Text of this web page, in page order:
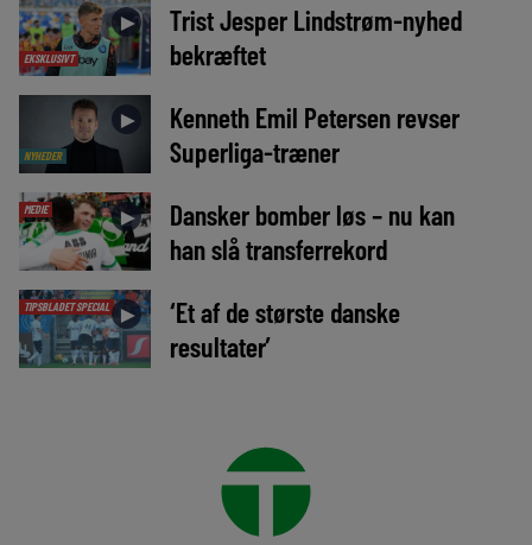
EKSKLUSIVT
►
Trist Jesper Lindstrøm-nyhed
bekræftet
NYHEDER
►
Kenneth Emil Petersen revser
Superliga-træner
MEDIE ►
Dansker bomber løs – nu kan
han slå transferrekord
TIPSBLADET SPECIAL ►
‘Et af de største danske
resultater’